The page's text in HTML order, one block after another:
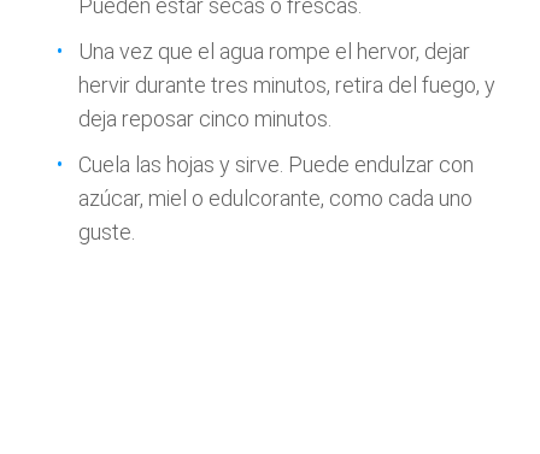
Pueden estar secas o frescas.
Una vez que el agua rompe el hervor, dejar
hervir durante tres minutos, retira del fuego, y
deja reposar cinco minutos.
Cuela las hojas y sirve. Puede endulzar con
azúcar, miel o edulcorante, como cada uno
guste.